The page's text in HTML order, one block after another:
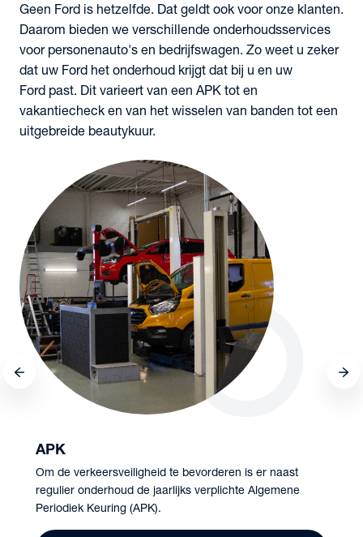
Geen Ford is hetzelfde. Dat geldt ook voor onze klanten.
Daarom bieden we verschillende onderhoudsservices
voor personenauto's en bedrijfswagen. Zo weet u zeker
dat uw Ford het onderhoud krijgt dat bij u en uw
Ford past. Dit varieert van een APK tot en
vakantiecheck en van het wisselen van banden tot een
uitgebreide beautykuur.
APK
Om de verkeersveiligheid te bevorderen is er naast
regulier onderhoud de jaarlijks verplichte Algemene
Periodiek Keuring (APK).